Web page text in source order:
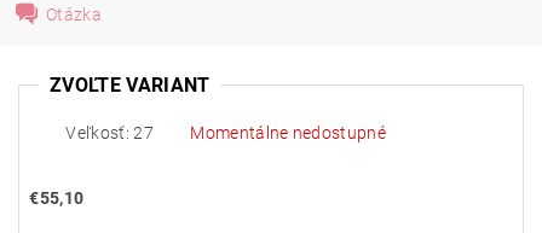
Otázka
ZVOĽTE VARIANT
Veľkosť: 27 Momentálne nedostupné
€55,10